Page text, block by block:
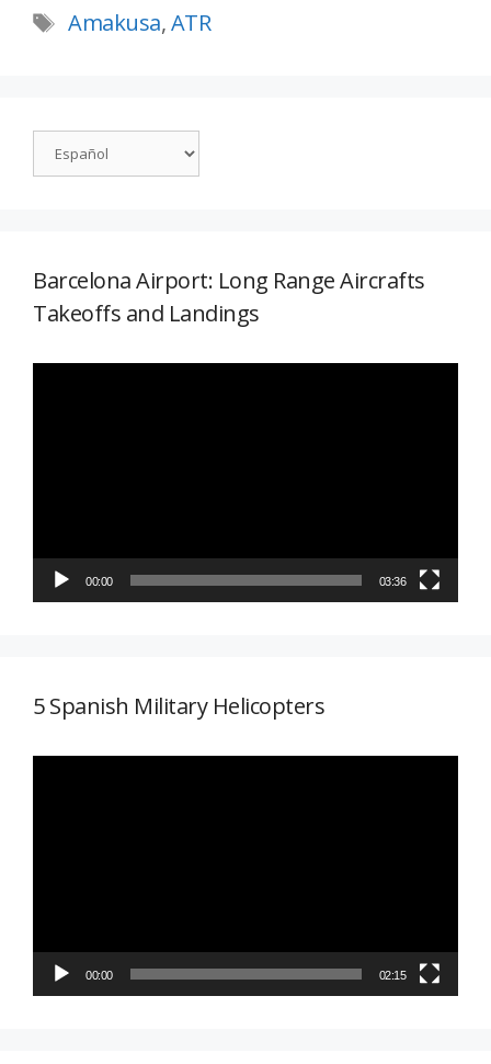
Amakusa,ATR
Barcelona Airport: Long Range Aircrafts
Takeoffs and Landings
00:00 03:36
5 Spanish Military Helicopters
00:00 02:15